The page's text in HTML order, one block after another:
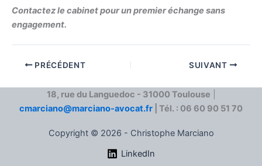
Contactez le cabinet pour un premier échange sans
engagement.
PRÉCÉDENT SUIVANT
18, rue du Languedoc - 31000 Toulouse
cmarciano@marciano-avocat.fr | Tél. : 06 60 90 51 70
Copyright © 2026 - Christophe Marciano
LinkedIn